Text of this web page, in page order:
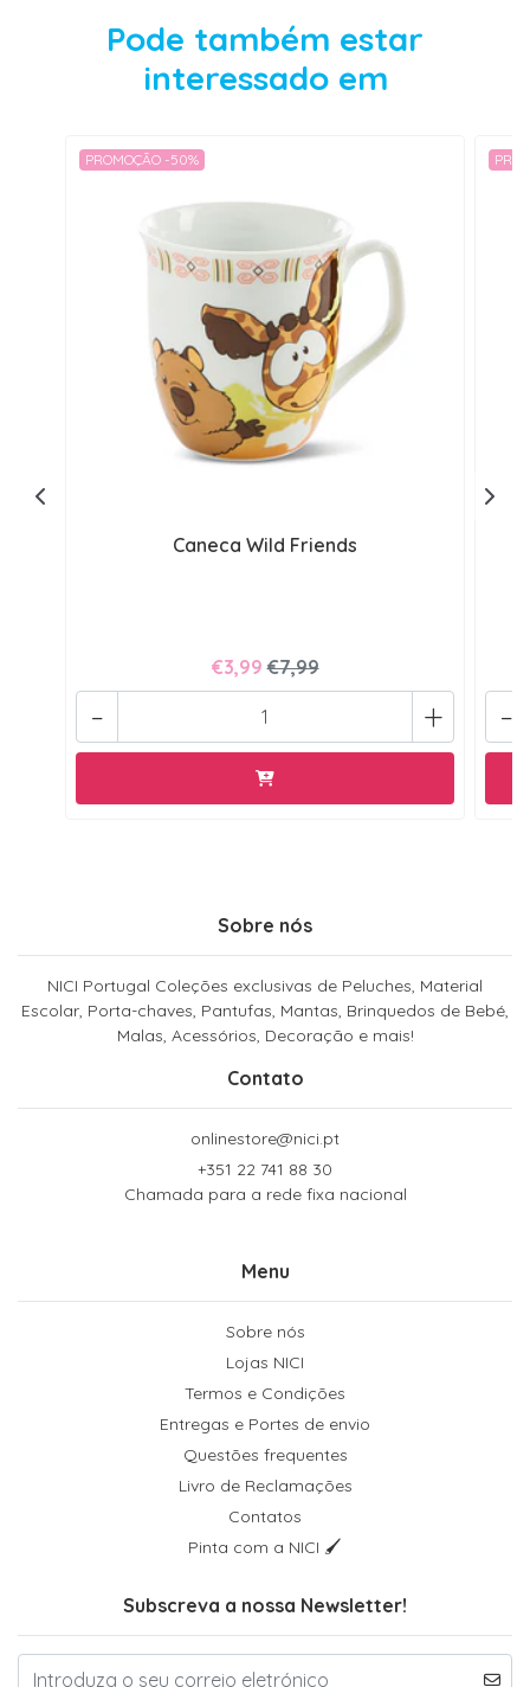
Pode também estar
interessado em
PROMOÇÃO -50%
Caneca Wild Friends
€3,99 €7,99
+
- -
Sobre nós
NICI Portugal Coleções exclusivas de Peluches, Material
Escolar, Porta-chaves, Pantufas, Mantas, Brinquedos de Bebé,
Malas, Acessórios, Decoração e mais!
Contato
onlinestore@nici.pt
+351 22 741 88 30
Chamada para a rede fixa nacional
Menu
Sobre nós
Lojas NICI
Termos e Condições
Entregas e Portes de envio
Questões frequentes
Livro de Reclamações
Contatos
Pinta com a NICI 🖌
Subscreva a nossa Newsletter!